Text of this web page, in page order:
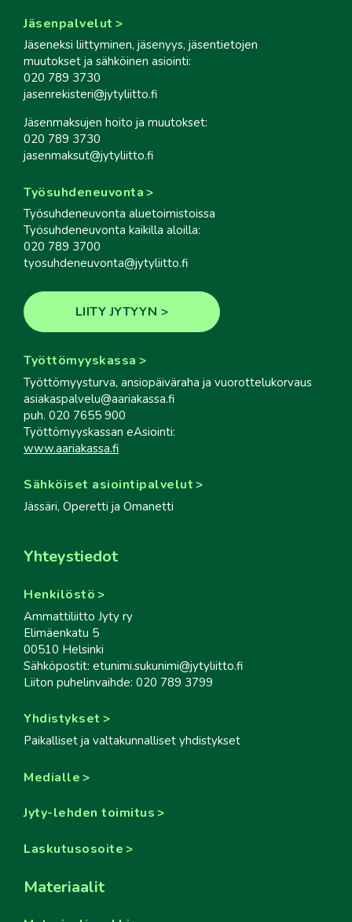
Jäsenpalvelut
Jäseneksi liittyminen, jäsenyys, jäsentietojen
muutokset ja sähköinen asiointi:
020 789 3730
jasenrekisteri@jytyliitto.fi
Jäsenmaksujen hoito ja muutokset:
020 789 3730
jasenmaksut@jytyliitto.fi
Työsuhdeneuvonta
Työsuhdeneuvonta aluetoimistoissa
Työsuhdeneuvonta kaikilla aloilla:
020 789 3700
tyosuhdeneuvonta@jytyliitto.fi
LIITY JYTYYN
Työttömyyskassa
Työttömyysturva, ansiopäiväraha ja vuorottelukorvaus
asiakaspalvelu@aariakassa.fi
puh. 020 7655 900
Työttömyyskassan eAsiointi:
www.aariakassa.fi
Sähköiset asiointipalvelut
Jässäri, Operetti ja Omanetti
Yhteystiedot
Henkilöstö
Ammattiliitto Jyty ry
Elimäenkatu 5
00510 Helsinki
Sähköpostit: etunimi.sukunimi@jytyliitto.fi
Liiton puhelinvaihde: 020 789 3799
Yhdistykset
Paikalliset ja valtakunnalliset yhdistykset
Medialle
Jyty-lehden toimitus
Laskutusosoite
Materiaalit